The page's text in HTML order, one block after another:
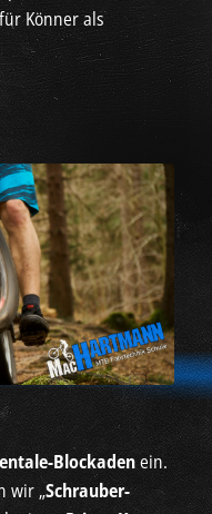
Könner als
Blockadenein.
wir „Schrauber-